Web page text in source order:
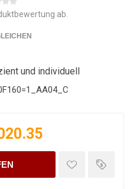
ab.
und individuell